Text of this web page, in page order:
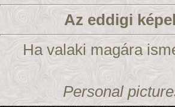
Az eddigi
Ha valaki magára
Personal